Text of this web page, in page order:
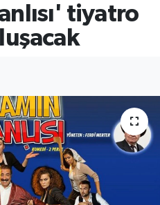
tiyatro
Haritası
ve Fikstür